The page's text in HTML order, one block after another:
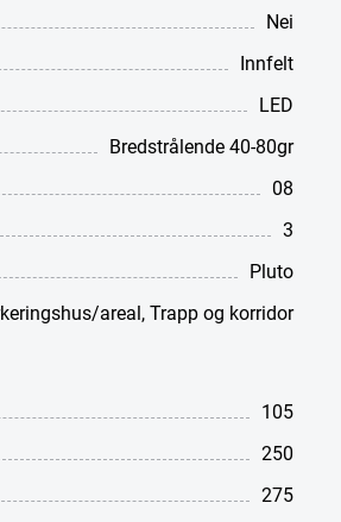
Nei
Innfelt
LED
Bredstrålende 40-80gr
08
3
Pluto
areal,Trapp og korridor
105
250
275